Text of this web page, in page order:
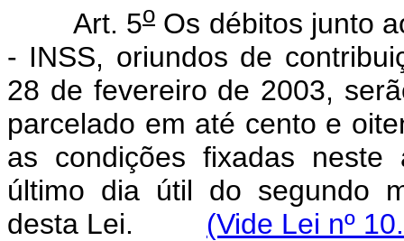
Art. 5o Os débitos junto
- INSS, oriundos de
28 de fevereiro de 2003,
parcelado em até cento e
as condições fixadas
último dia útil do segundo
desta Lei. (Vide Lei nº